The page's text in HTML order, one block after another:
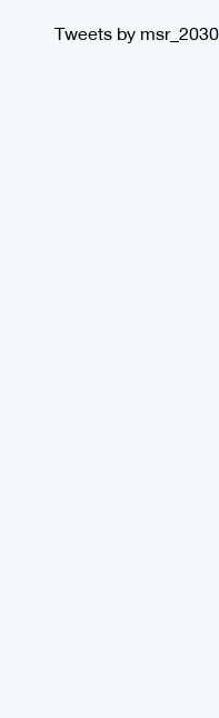
Tweets by msr_2030